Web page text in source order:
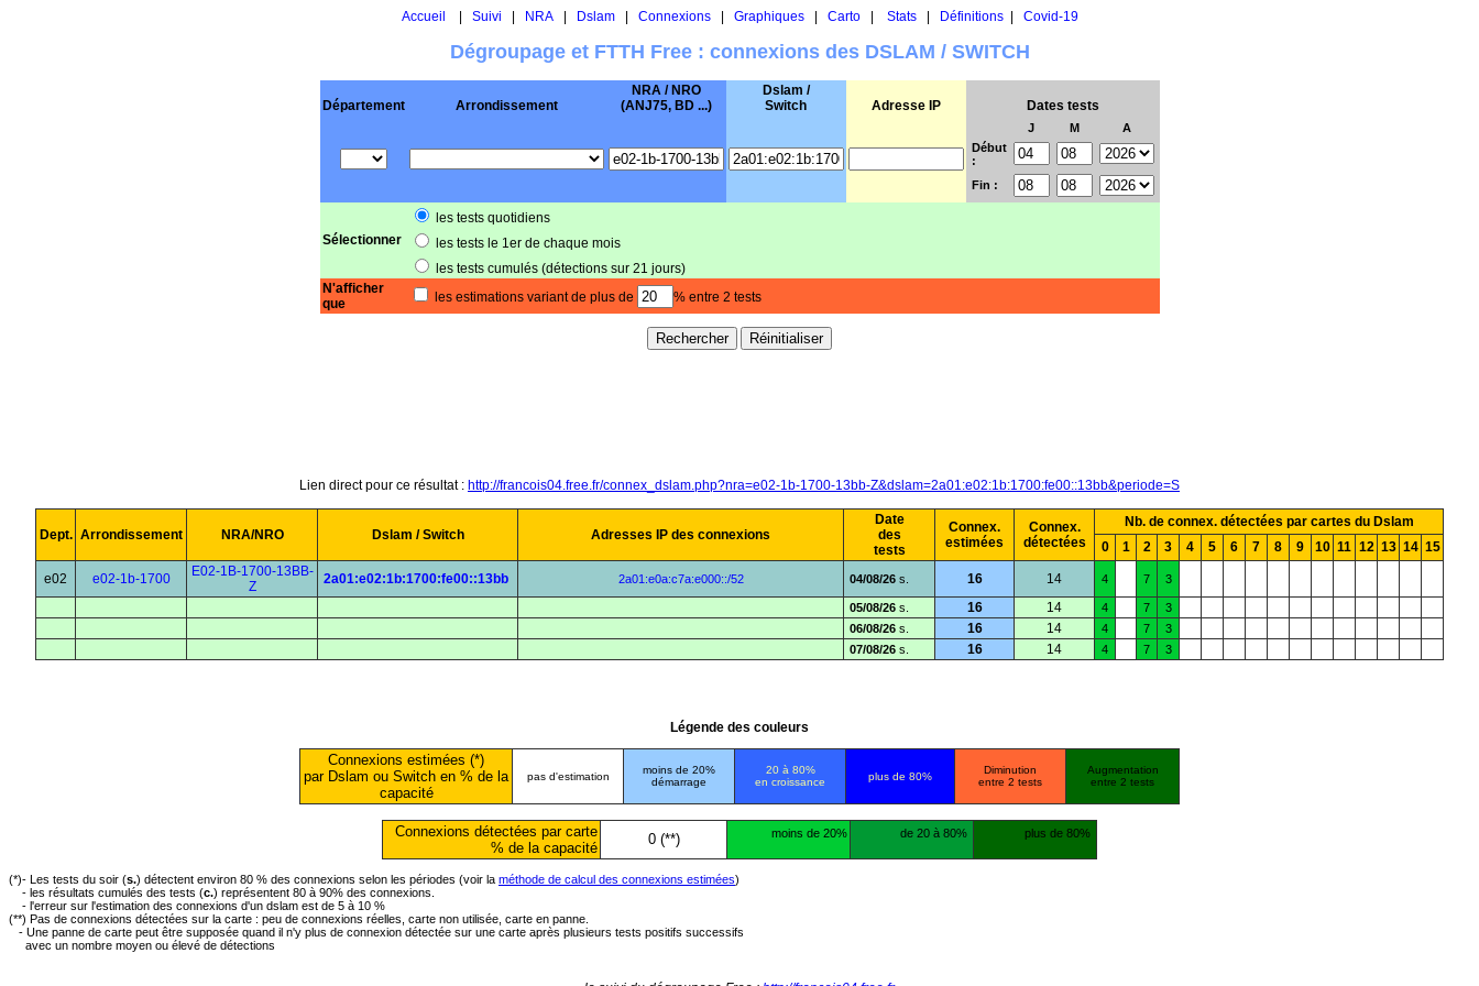
Accueil Suivi NRA| Dslam| Connexions| Graphiques| Carto| Stats| Définitions| Covid-19
Dégroupage et FTTH Free : connexions des DSLAM / SWITCH
Département Arrondissement
NRA / NRO
(ANJ75, BD ...)
Dslam /
Switch
Adresse IP Dates tests
J M
A
Début
:
Fin :
Sélectionner
les tests quotidiens
les tests le 1er de chaque mois
les tests cumulés (détections sur 21 jours)
N'afficher
que
les estimations variant de plus de % entre 2 tests
Lien direct pour ce résultat : http://francois04.free.fr/connex_dslam.php?nra=e02-1b-1700-13bb-Z&dslam=2a01:e02:1b:1700:fe00::13bb&periode=S
Dept. Arrondissement NRA/NRO Dslam / Switch Adresses IP des connexions
Date
des
tests
Connex.
estimées
Connex.
détectées
Nb. de connex. détectées par cartes du Dslam
0
1 2 3 4 5 6 7 8 9 10 11 12 13 14 15
e02 e02-1b-1700
E02-1B-1700-13BB-
Z
2a01:e02:1b:1700:fe00::13bb 2a01:e0a:c7a:e000::/52 04/08/26 s. 16 14 4 7 3
05/08/26 s. 16 14 4 7
3
06/08/26 s. 16 14 4 7
3
07/08/26 s. 16 14 4 7 3
Légende des couleurs
Connexions estimées (*)
par Dslam ou Switch en % de la
capacité
pas d'estimation
moins de 20%
démarrage
20 à 80%
en croissance
plus de 80%
Diminution
entre 2 tests
Augmentation
entre 2 tests
Connexions détectées par carte
% de la capacité
0 (**) moins de 20% de 20 à 80% plus de 80%
(*)- Les tests du soir (s.) détectent environ 80 % des connexions selon les périodes (voir la méthode de calcul des connexions estimées)
- les résultats cumulés des tests (c.) représentent 80 à 90% des connexions.
- l'erreur sur l'estimation des connexions d'un dslam est de 5 à 10 %
(**) Pas de connexions détectées sur la carte : peu de connexions réelles, carte non utilisée, carte en panne.
- Une panne de carte peut être supposée quand il n'y plus de connexion détectée sur une carte après plusieurs tests positifs successifs
avec un nombre moyen ou élevé de détections